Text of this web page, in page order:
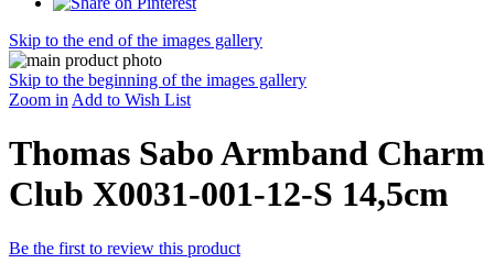
Skip to the end of the images gallery
Skip to the beginning of the images gallery
Zoom in Add to Wish List
Thomas Sabo Armband Charm
Club X0031-001-12-S 14,5cm
Be the first to review this product